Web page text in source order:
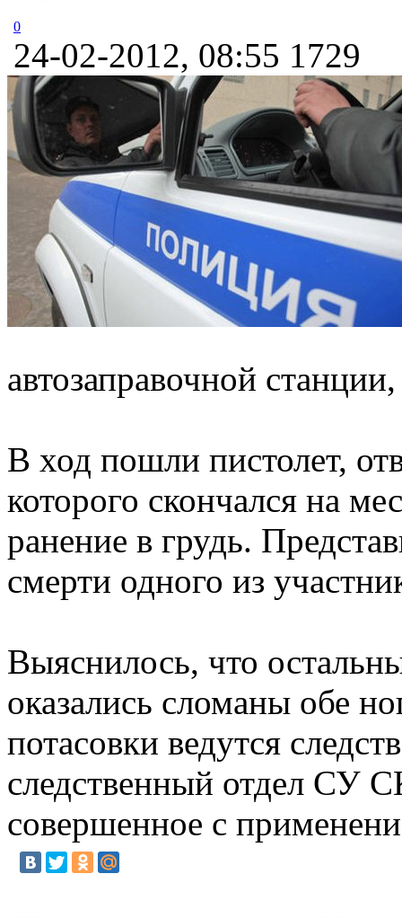
0
24-02-2012, 08:55 1729
автозаправочной
В ход пошли пистолет,
которого скончался на
ранение в грудь.
смерти одного из
Выяснилось, что
оказались сломаны обе
потасовки ведутся
следственный отдел СУ
совершенное с